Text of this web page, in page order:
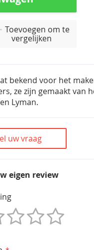
Toevoegen om te
vergelijken
bekend voor het
ze zijn gemaakt van
Lyman.
uw vraag
eigen review